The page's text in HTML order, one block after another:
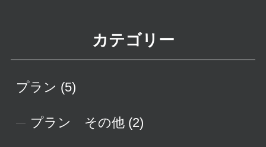
カテゴリー
プラン (5)
プラン その他 (2)